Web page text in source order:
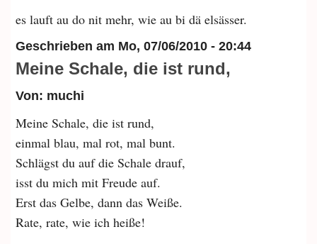
es lauft au do nit mehr, wie au bi dä elsässer.
Geschrieben am Mo, 07/06/2010 - 20:44
Meine Schale, die ist rund,
Von: muchi
Meine Schale, die ist rund,
einmal blau, mal rot, mal bunt.
Schlägst du auf die Schale drauf,
isst du mich mit Freude auf.
Erst das Gelbe, dann das Weiße.
Rate, rate, wie ich heiße!